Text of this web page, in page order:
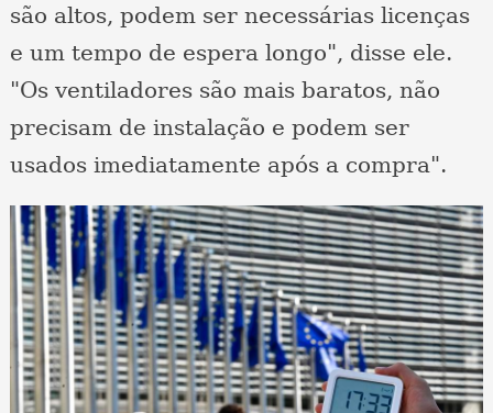
são altos, podem ser necessárias licenças
e um tempo de espera longo", disse ele.
"Os ventiladores são mais baratos, não
precisam de instalação e podem ser
usados ​​imediatamente após a compra".